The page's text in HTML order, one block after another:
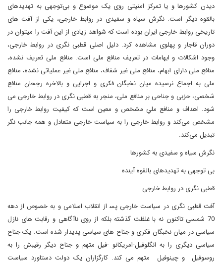
دیدن کشورها و یا تمرکز امنیتی روی یک موضوع و بی‌توجهی به تهدیدهای
بالقوه دیگر است. نگرش سیاه و سفیدی در روابط خارجی، یکی از آفت های
تاریخی روابط خارجی ایران بوده است که شواهد زیادی از این آفت را میتوان در
دوران قاجار و پهلوی مشاهده کرد. دلیل اصلی قطبی نگری در روابط خارجی،
وجود اشکالات و ابهامات در تعریف منافع ملی است. منافع ملی تعریف نشده،
منافع ملی دارای ابهام، منافع ملی غیر شفاف، منافع ملی غیر عملیاتی نشده، منافع
ملی به اجماع نرسیده میان نخبگان فکری و اجرایی و بالاخره رجحان منافع
شخصی، حزبی و جناحی بر منافع ملی، منجر به قطبی نگری در روابط خارجی می
شود. اهداف و منافع ملیِ مشخص و معین است که کیفیت روابط خارجی را
مشخص می‌کند و روابط خارجی را به سیاست خارجی متعادل و همه جانب نگر
تبدیل می‌کند.
نگرش سیاه و سفیدی به کشورها
بی توجهی به تهدیدهای بالقوه آینده
قطبی نگری در روابط خارجی
آفت قطبی نگری در سیاست خارجی پس‍‍ از انقلاب اسلامی و به خصوص از دهه
70 شمسی تاکنون نه با غلظت گذشته بلکه از روی ناآگاهی و رقابت های نازل
سیاسی در میان نخبگان فکری و جناح های سیاسی پدیدار شده است. یک جناح
سیاسی دیگری را به انگلوفیل-امریکانو -فیل متهم و جناح دیگر رقیبش را به
روسوفیل و چینوفیل متهم می کند. کارگزاران یک دولت دستاورد سیاست